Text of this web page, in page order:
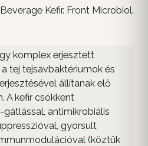
Kefir. Front Microbiol.
komplex erjesztett
tej tejsavbaktériumok és
állítanak elő
A kefir csökkent
gátlással, antimikrobiális
gyorsult
(köztük